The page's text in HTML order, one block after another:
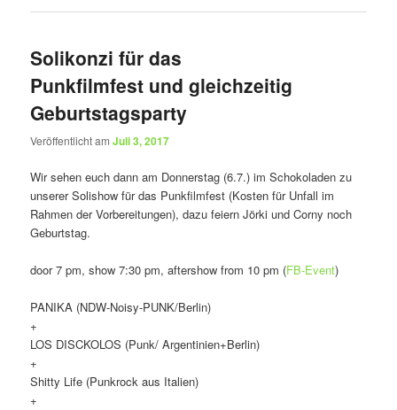
Solikonzi für das
Punkfilmfest und gleichzeitig
Geburtstagsparty
Veröffentlicht amJuli 3, 2017
Wir sehen euch dann am Donnerstag (6.7.) im Schokoladen zu
unserer Solishow für das Punkfilmfest (Kosten für Unfall im
Rahmen der Vorbereitungen), dazu feiern Jörki und Corny noch
Geburtstag.
door 7 pm, show 7:30 pm, aftershow from 10 pm (FB-Event)
PANIKA (NDW-Noisy-PUNK/Berlin)
+
LOS DISCKOLOS (Punk/ Argentinien+Berlin)
+
Shitty Life (Punkrock aus Italien)
+